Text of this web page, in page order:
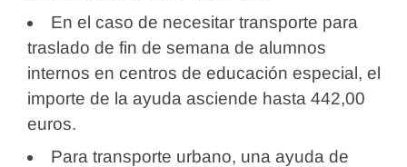
En el caso de necesitar transporte para
traslado de fin de semana de alumnos
internos en centros de educación especial, el
importe de la ayuda asciende hasta 442,00
euros.
Para transporte urbano, una ayuda de